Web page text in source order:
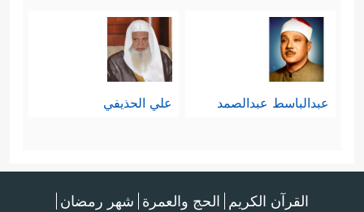
الله.
سادسًا: ثم يسأل الله تعالى نبيَّه
وهو أعلم به - عمّا إذا كان قد طلَبَ
﴿أَمۡ تَسۡـَٔلُهُمۡ أَجۡرࣰا فَهُم مِّن
عبدالباسط عبدالصمد علي الحذيفي
القرآن الكريم الحج والعمرة شهر رمضان